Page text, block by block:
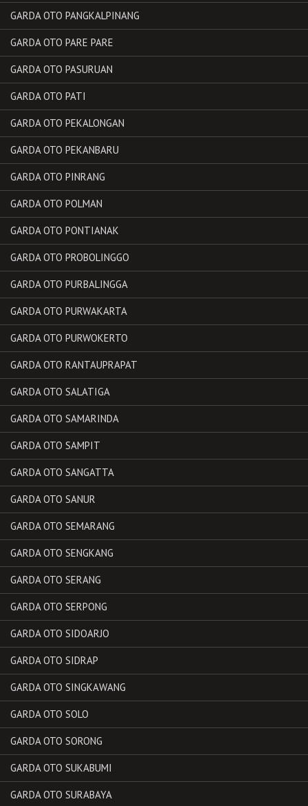
GARDA OTO PANGKALPINANG
GARDA OTO PARE PARE
GARDA OTO PASURUAN
GARDA OTO PATI
GARDA OTO PEKALONGAN
GARDA OTO PEKANBARU
GARDA OTO PINRANG
GARDA OTO POLMAN
GARDA OTO PONTIANAK
GARDA OTO PROBOLINGGO
GARDA OTO PURBALINGGA
GARDA OTO PURWAKARTA
GARDA OTO PURWOKERTO
GARDA OTO RANTAUPRAPAT
GARDA OTO SALATIGA
GARDA OTO SAMARINDA
GARDA OTO SAMPIT
GARDA OTO SANGATTA
GARDA OTO SANUR
GARDA OTO SEMARANG
GARDA OTO SENGKANG
GARDA OTO SERANG
GARDA OTO SERPONG
GARDA OTO SIDOARJO
GARDA OTO SIDRAP
GARDA OTO SINGKAWANG
GARDA OTO SOLO
GARDA OTO SORONG
GARDA OTO SUKABUMI
GARDA OTO SURABAYA